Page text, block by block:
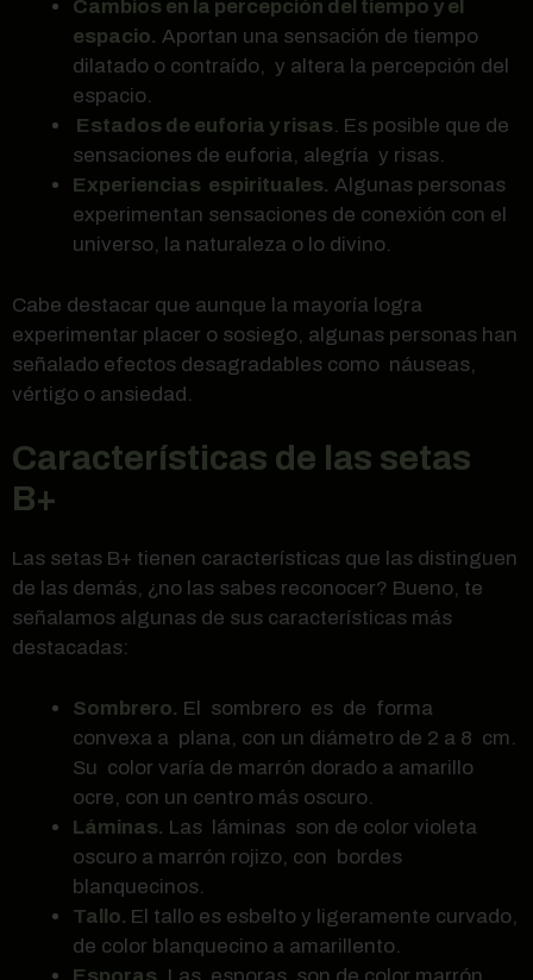
Cambios en la percepción del tiempo y el
espacio. Aportan una sensación de tiempo
dilatado o contraído, y altera la percepción del
espacio.
Estados de euforia y risas. Es posible que de
sensaciones de euforia, alegría y risas.
Experiencias espirituales. Algunas personas
experimentan sensaciones de conexión con el
universo, la naturaleza o lo divino.
Cabe destacar que aunque la mayoría logra
experimentar placer o sosiego, algunas personas han
señalado efectos desagradables como náuseas,
vértigo o ansiedad.
Características de las setas
B+
Las setas B+ tienen características que las distinguen
de las demás, ¿no las sabes reconocer? Bueno, te
señalamos algunas de sus características más
destacadas:
Sombrero. El sombrero es de forma
convexa a plana, con un diámetro de 2 a 8 cm.
Su color varía de marrón dorado a amarillo
ocre, con un centro más oscuro.
Láminas. Las láminas son de color violeta
oscuro a marrón rojizo, con bordes
blanquecinos.
Tallo. El tallo es esbelto y ligeramente curvado,
de color blanquecino a amarillento.